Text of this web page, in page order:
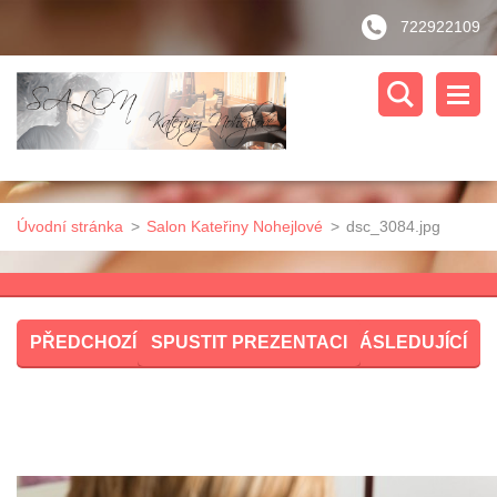
722922109
Úvodní stránka > Salon Kateřiny Nohejlové > dsc_3084.jpg
PŘEDCHOZÍ SPUSTIT PREZENTACI NÁSLEDUJÍCÍ